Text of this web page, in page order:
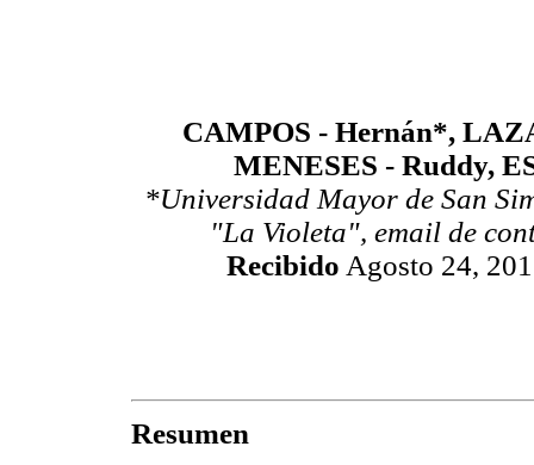
CAMPOS - Hernán*,
MENESES - Ruddy,
*Universidad Mayor de San
"La Violeta", email de
Recibido Agosto 24,
Resumen